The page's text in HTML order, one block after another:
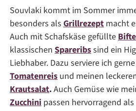
Souvlaki kommt im Sommer
besonders als Grillrezept macht
Auch mit Schafskäse gefüllte
klassischen Spareribssind ein
Liebhaber. Dazu serviere ich
Tomatenreis und meinen
Krautsalat.Auch Gemüse wie
Zucchini passen hervorragend